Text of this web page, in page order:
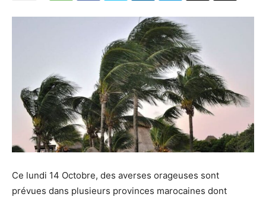
Ce lundi 14 Octobre, des averses orageuses sont
prévues dans plusieurs provinces marocaines dont